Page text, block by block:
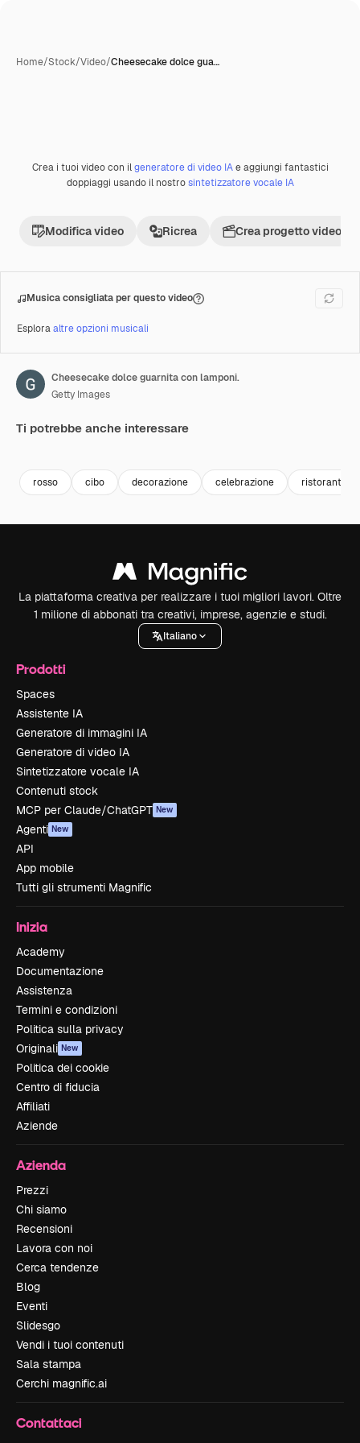
Home/Stock/Video/Cheesecake dolce gua…
Premium
Crea i tuoi video con ilgeneratore di video IAe aggiungi fantastici
doppiaggi usando il nostrosintetizzatore vocale IA
Modifica video Ricrea Crea progetto video
Musica consigliata per questo video
Esploraaltre opzioni musicali
Cheesecake dolce guarnita con lamponi.
Getty Images
Ti potrebbe anche interessare
rosso cibo decorazione celebrazione ristorante
La piattaforma creativa per realizzare i tuoi migliori lavori. Oltre
1 milione di abbonati tra creativi, imprese, agenzie e studi.
Italiano
Prodotti
Spaces
Assistente IA
Generatore di immagini IA
Generatore di video IA
Sintetizzatore vocale IA
Contenuti stock
MCP per Claude/ChatGPT New
Agenti New
API
App mobile
Tutti gli strumenti Magnific
Inizia
Academy
Documentazione
Assistenza
Termini e condizioni
Politica sulla privacy
Originali New
Politica dei cookie
Centro di fiducia
Affiliati
Aziende
Azienda
Prezzi
Chi siamo
Recensioni
Lavora con noi
Cerca tendenze
Blog
Eventi
Slidesgo
Vendi i tuoi contenuti
Sala stampa
Cerchi magnific.ai
Contattaci